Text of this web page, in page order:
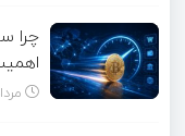
چرا
مرداد ۱۵,